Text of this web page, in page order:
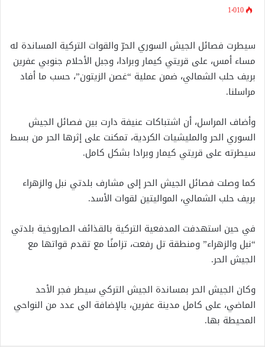
1٬010
سيطرت فصائل الجيش السوري الحرّ والقوات التركية المساندة له
مساء أمس، على قريتي كيمار وبرادا، وجبل الأحلام جنوبي عفرين
بريف حلب الشمالي، ضمن عملية “غصن الزيتون”، حسب ما أفاد
مراسلنا.
وأضاف المراسل، أن اشتباكات عنيفة دارت بين فصائل الجيش
السوري الحر والمليشيات الكردية، تمكنت على إثرها الحر من بسط
سيطرته على قريتي كيمار وبرادا بشكل كامل.
كما وصلت فصائل الجيش الحر إلى مشارف بلدتي نبل والزهراء
بريف حلب الشمالي، المواليتين لقوات الأسد.
في حين استهدفت المدفعية التركية بالقذائف الصاروخية بلدتي
“نبل والزهراء” ومنطقة تل رفعت، تزامنًا مع تقدم قواتها مع
الجيش الحر.
وكان الجيش الحر بمساندة الجيش التركي سيطر فجر الأحد
الماضي، على كامل مدينة عفرين، بالإضافة الى عدد من النواحي
المحيطة بها.